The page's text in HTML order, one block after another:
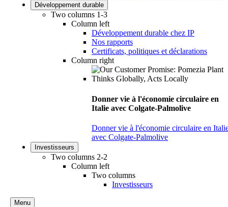
Développement durable
Two columns 1-3
Column left
Développement durable chez IP
Nos rapports
Certificats, politiques et déclarations
Column right
Donner vie à l'économie circulaire en
Italie avec Colgate-Palmolive
Donner vie à l'économie circulaire en
avec Colgate-Palmolive
Investisseurs
Two columns 2-2
Column left
Two columns
Investisseurs
Menu